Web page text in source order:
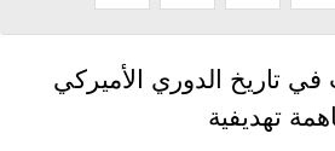
تاريخ ​الدوري الأميركي